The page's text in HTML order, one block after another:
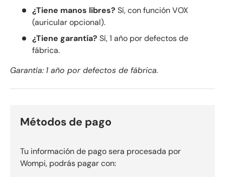
¿Tiene manos libres? Sí, con función VOX
(auricular opcional).
¿Tiene garantía? Sí, 1 año por defectos de
fábrica.
Garantía: 1 año por defectos de fábrica.
Métodos de pago
Tu información de pago sera procesada por
Wompi, podrás pagar con: